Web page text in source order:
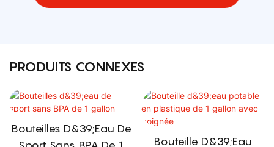
PRODUITS CONNEXES
Bouteilles D&39;eau De
Bouteille D&39;eau